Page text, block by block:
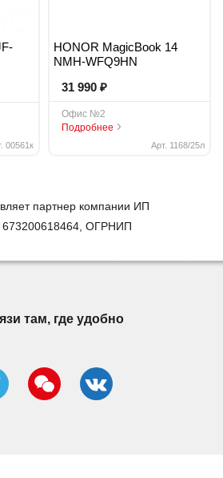
00561к
HONOR MagicBook 14
NMH-WFQ9HN
31 990 ₽
Офис №2
Подробнее
Арт. 1168/25л
партнер компании ИП
ОГРНИП
там, где удобно